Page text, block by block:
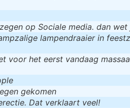
op Sociale media. dan
lampendraaier in
voor het eerst vandaag
gekomen
Dat verklaart veel!